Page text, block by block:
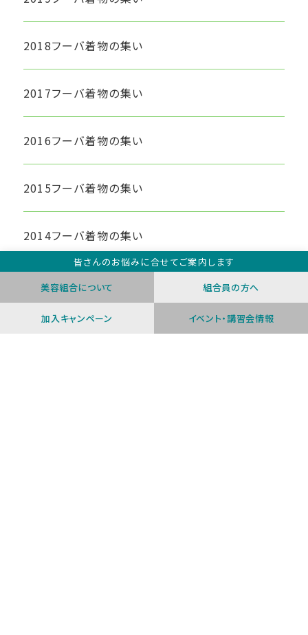
美容組合について 組合員の方へ
加入キャンペーン イベント・講習会情報
2018フーバ着物の集い
2017フーバ着物の集い
2016フーバ着物の集い
2015フーバ着物の集い
2014フーバ着物の集い